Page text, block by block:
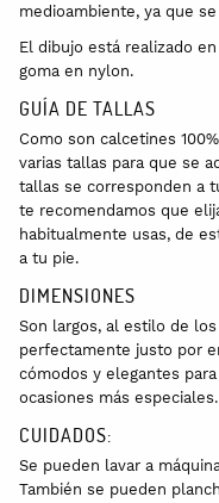
medioambiente, ya que
El dibujo está realizado
goma en nylon.
GUÍA DE TALLAS
Como son calcetines
varias tallas para que se
tallas se corresponden a
te recomendamos que
habitualmente usas, de
a tu pie.
DIMENSIONES
Son largos, al estilo de
perfectamente justo por
cómodos y elegantes
ocasiones más especiales.
CUIDADOS:
Se pueden lavar a
También se pueden